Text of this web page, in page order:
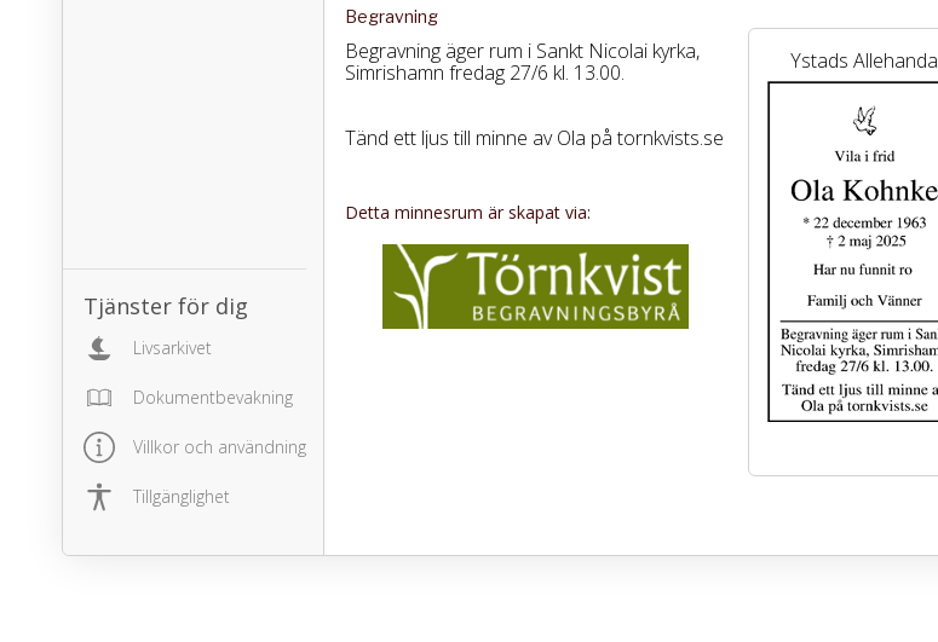
Tjänster för dig
Livsarkivet
Dokumentbevakning
Villkor och användning
Tillgänglighet
Begravning
Begravning äger rum i Sankt Nicolai kyrka,
Simrishamn fredag 27/6 kl. 13.00.
Tänd ett ljus till minne av Ola på tornkvists.se
Detta minnesrum är skapat via:
Ystads Allehanda